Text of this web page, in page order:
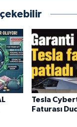
Tesla
Faturası